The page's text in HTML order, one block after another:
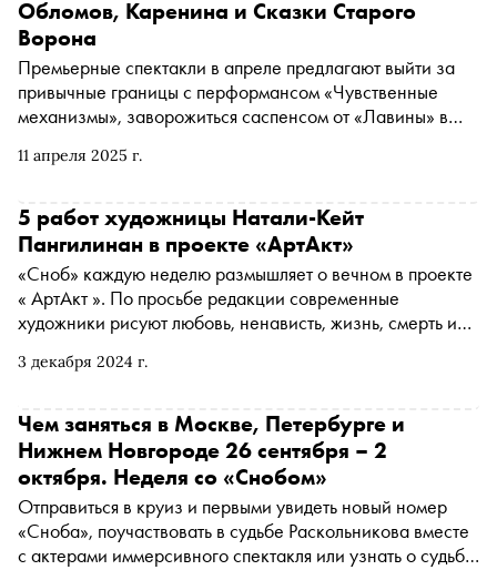
11 апреля 2025 г.
Обломов, Каренина и Сказки Старого
Ворона
Премьерные спектакли в апреле предлагают выйти за
привычные границы с перформансом «Чувственные
механизмы», заворожиться саспенсом от «Лавины» в
едином танце. А за пределы столицы стоит выехать,
Прикотенко — в Петербурге, и хореографа Антона
Пимонова — в Екатеринбурге
3 декабря 2024 г.
5 работ художницы Натали-Кейт
Пангилинан в проекте «АртАкт»
«Сноб» каждую неделю размышляет о вечном в проекте
« АртАкт ». По просьбе редакции современные
художники рисуют любовь, ненависть, жизнь, смерть и
Чем заняться в Москве, Петербурге и
Нижнем Новгороде 26 сентября – 2
октября. Неделя со «Снобом»
Отправиться в круиз и первыми увидеть новый номер
«Сноба», поучаствовать в судьбе Раскольникова вместе
с актерами иммерсивного спектакля или узнать о судьбе